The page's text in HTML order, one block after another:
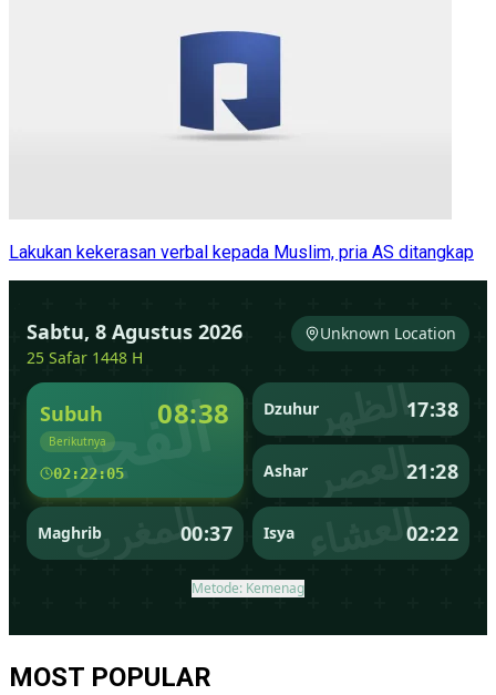
Lakukan kekerasan verbal kepada Muslim, pria AS ditangkap
MOST POPULAR